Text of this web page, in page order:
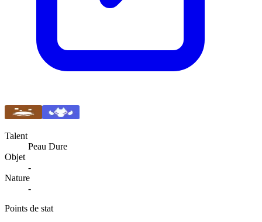
Talent
Peau Dure
Objet
-
Nature
-
Points de stat